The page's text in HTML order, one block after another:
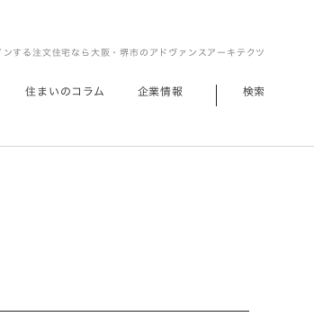
ンする注文住宅なら大阪・堺市のアドヴァンスアーキテクツ
住まいのコラム 企業情報 検索